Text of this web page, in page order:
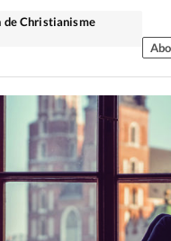
de Christianisme